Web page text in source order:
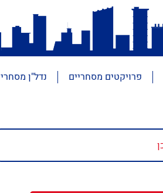
פרויקטים מסחריים נדל"ן מסחרי